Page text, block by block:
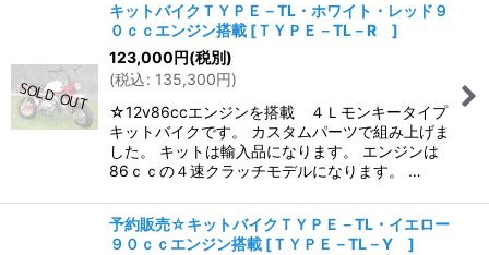
キットバイクＴＹＰＥ－TL・ホワイト・レッド９
０ｃｃエンジン搭載 [ＴＹＰＥ－TL－R ]
123,000円(税別)
(税込: 135,300円)
☆12v86ccエンジンを搭載 ４Ｌモンキータイプ
キットバイクです。 カスタムパーツで組み上げま
した。 キットは輸入品になります。 エンジンは
86ｃｃの４速クラッチモデルになります。 …
予約販売☆キットバイクＴＹＰＥ－TL・イエロー
９０ｃｃエンジン搭載 [ＴＹＰＥ－TL－Y ]